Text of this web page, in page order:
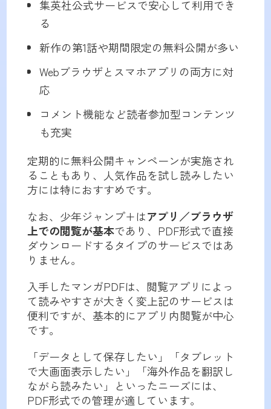
集英社公式サービスで安心して利用でき
る
新作の第1話や期間限定の無料公開が多い
Webブラウザとスマホアプリの両方に対
応
コメント機能など読者参加型コンテンツ
も充実
定期的に無料公開キャンペーンが実施され
ることもあり、人気作品を試し読みしたい
方には特におすすめです。
なお、少年ジャンプ+はアプリ／ブラウザ
上での閲覧が基本であり、PDF形式で直接
ダウンロードするタイプのサービスではあ
りません。
入手したマンガPDFは、閲覧アプリによっ
て読みやすさが大きく変上記のサービスは
便利ですが、基本的にアプリ内閲覧が中心
です。
「データとして保存したい」「タブレット
で大画面表示したい」「海外作品を翻訳し
ながら読みたい」といったニーズには、
PDF形式での管理が適しています。